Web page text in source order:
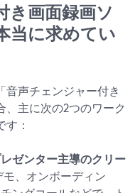
き画面録画ソ
当に求めてい
音声チェンジャー付き
主に次の2つのワーク
：
ゼンター主導のクリー
、オンボーディン